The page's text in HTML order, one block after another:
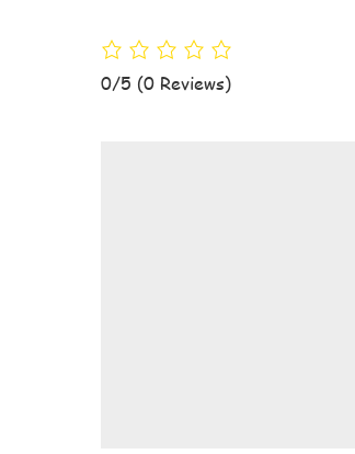
0/5 (0 Reviews)